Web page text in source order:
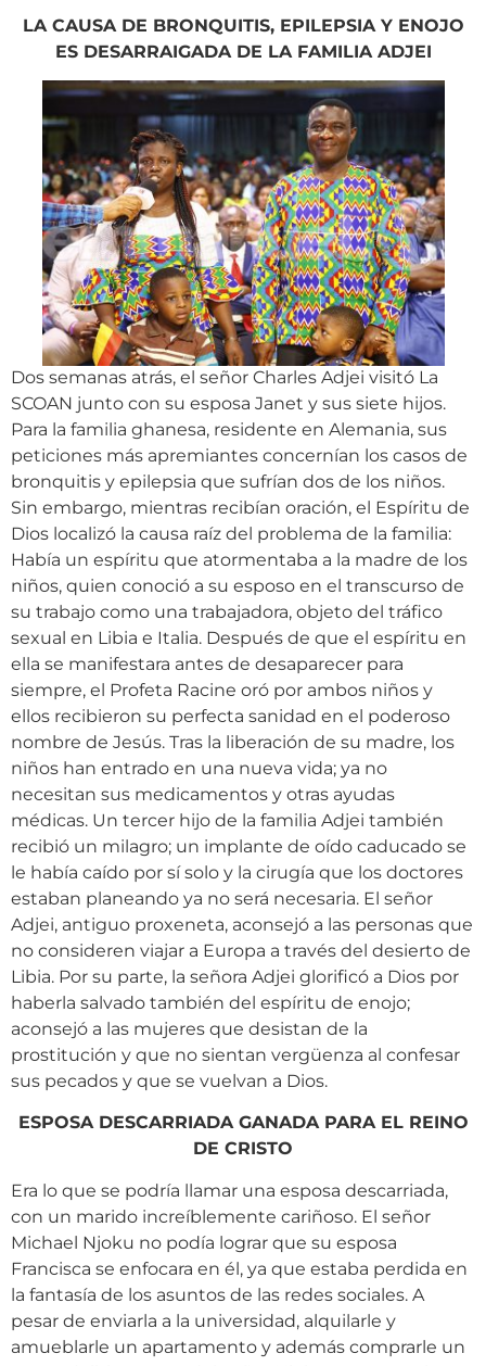
LA CAUSA DE BRONQUITIS, EPILEPSIA Y ENOJO
ES DESARRAIGADA DE LA FAMILIA ADJEI
Dos semanas atrás, el señor Charles Adjei visitó La
SCOAN junto con su esposa Janet y sus siete hijos.
Para la familia ghanesa, residente en Alemania, sus
peticiones más apremiantes concernían los casos de
bronquitis y epilepsia que sufrían dos de los niños.
Sin embargo, mientras recibían oración, el Espíritu de
Dios localizó la causa raíz del problema de la familia:
Había un espíritu que atormentaba a la madre de los
niños, quien conoció a su esposo en el transcurso de
su trabajo como una trabajadora, objeto del tráfico
sexual en Libia e Italia. Después de que el espíritu en
ella se manifestara antes de desaparecer para
siempre, el Profeta Racine oró por ambos niños y
ellos recibieron su perfecta sanidad en el poderoso
nombre de Jesús. Tras la liberación de su madre, los
niños han entrado en una nueva vida; ya no
necesitan sus medicamentos y otras ayudas
médicas. Un tercer hijo de la familia Adjei también
recibió un milagro; un implante de oído caducado se
le había caído por sí solo y la cirugía que los doctores
estaban planeando ya no será necesaria. El señor
Adjei, antiguo proxeneta, aconsejó a las personas que
no consideren viajar a Europa a través del desierto de
Libia. Por su parte, la señora Adjei glorificó a Dios por
haberla salvado también del espíritu de enojo;
aconsejó a las mujeres que desistan de la
prostitución y que no sientan vergüenza al confesar
sus pecados y que se vuelvan a Dios.
ESPOSA DESCARRIADA GANADA PARA EL REINO
DE CRISTO
Era lo que se podría llamar una esposa descarriada,
con un marido increíblemente cariñoso. El señor
Michael Njoku no podía lograr que su esposa
Francisca se enfocara en él, ya que estaba perdida en
la fantasía de los asuntos de las redes sociales. A
pesar de enviarla a la universidad, alquilarle y
amueblarle un apartamento y además comprarle un